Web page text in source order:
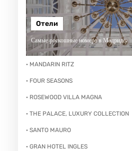
Отели
Самые роскошные номера в Мадриде.
· MANDARIN RITZ
· FOUR SEASONS
· ROSEWOOD VILLA MAGNA
· THE PALACE, LUXURY COLLECTION
· SANTO MAURO
· GRAN HOTEL INGLES